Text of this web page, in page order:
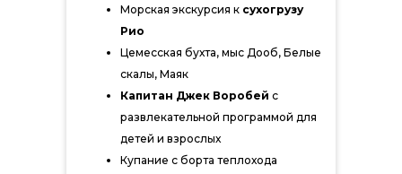
Морская экскурсия к сухогрузу
Рио
Цемесская бухта, мыс Дооб, Белые
скалы, Маяк
Капитан Джек Воробей с
развлекательной программой для
детей и взрослых
Купание с борта теплохода